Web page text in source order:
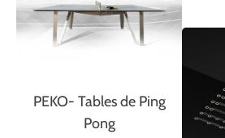
PEKO- Tables de Ping
Pong